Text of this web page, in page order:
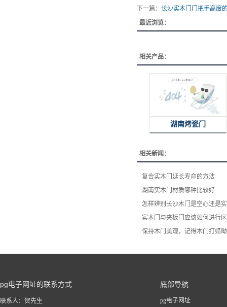
下一篇： 长沙实木门门把手高度
最近浏览：
相关产品：
湖南烤瓷门
相关新闻：
复合实木门延长寿命的方法
湖南实木门材质哪种比较好
怎样辨别长沙木门是空心还是
实木门与夹板门应该如何进行
保持木门美观，记得木门打蜡呦
pg电子网址的联系方式
联系人：贺先生
底部导航
pg电子网址